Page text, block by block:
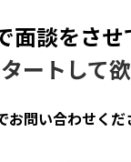
談をさせ
ートして
お問い合わせくだ